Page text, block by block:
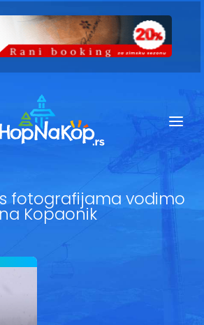
Ugostiteljstvo
Kop Info
Ski info
fotografijama vodimo
na Kopaonik